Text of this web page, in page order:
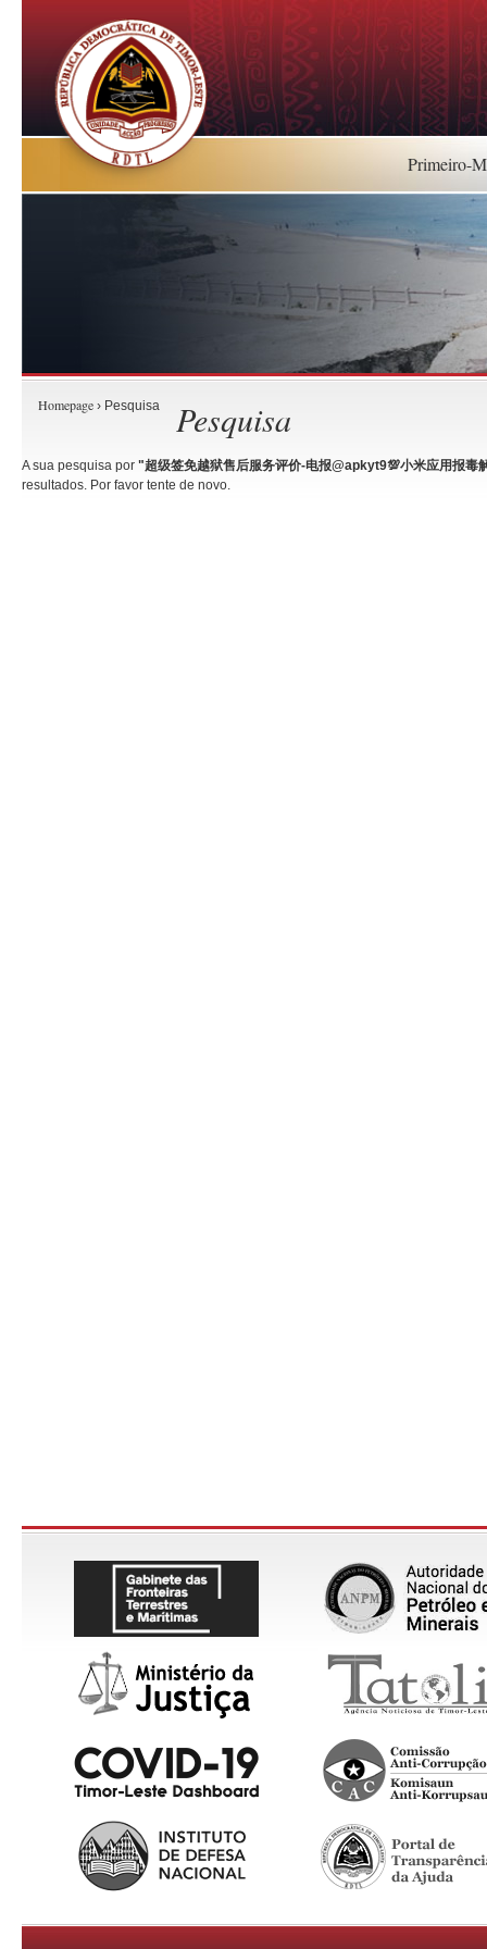
Primeiro-
Homepage › Pesquisa Pesquisa
A sua pesquisa por "超级签免越狱售后服务评价-电报@apkyt9💯小米应用报毒
resultados. Por favor tente de novo.